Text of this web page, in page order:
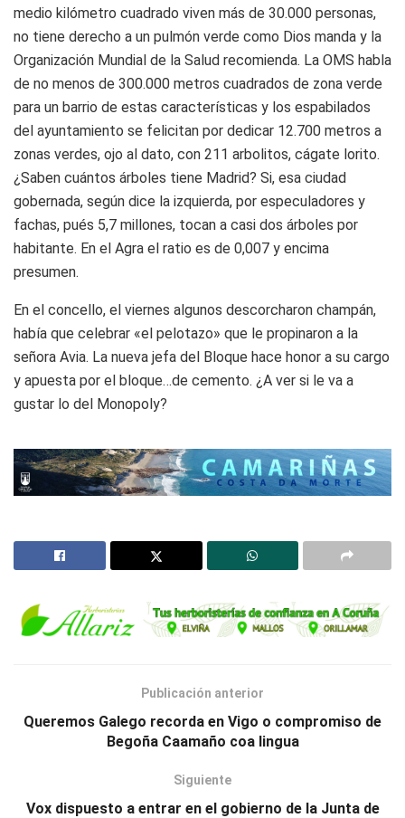
medio kilómetro cuadrado viven más de 30.000 personas,
no tiene derecho a un pulmón verde como Dios manda y la
Organización Mundial de la Salud recomienda. La OMS habla
de no menos de 300.000 metros cuadrados de zona verde
para un barrio de estas características y los espabilados
del ayuntamiento se felicitan por dedicar 12.700 metros a
zonas verdes, ojo al dato, con 211 arbolitos, cágate lorito.
¿Saben cuántos árboles tiene Madrid? Si, esa ciudad
gobernada, según dice la izquierda, por especuladores y
fachas, pués 5,7 millones, tocan a casi dos árboles por
habitante. En el Agra el ratio es de 0,007 y encima
presumen.
En el concello, el viernes algunos descorcharon champán,
había que celebrar «el pelotazo» que le propinaron a la
señora Avia. La nueva jefa del Bloque hace honor a su cargo
y apuesta por el bloque…de cemento. ¿A ver si le va a
gustar lo del Monopoly?
Publicación anterior
Queremos Galego recorda en Vigo o compromiso de
Begoña Caamaño coa lingua
Siguiente
Vox dispuesto a entrar en el gobierno de la Junta de